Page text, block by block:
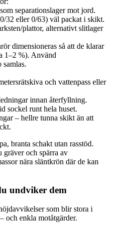
separationslager mot jord.
32 eller 0/63) väl packat i skikt.
plattor, alternativt slitlager
dimensioneras så att de klarar
1–2 %). Använd
samlas.
och vattenpass eller
innan återfyllning.
sockel runt hela huset.
– hellre tunna skikt än att
branta schakt utan rasstöd.
gräver och spärra av
nära släntkrön där de kan
undviker dem
som blir stora i
och enkla motåtgärder.